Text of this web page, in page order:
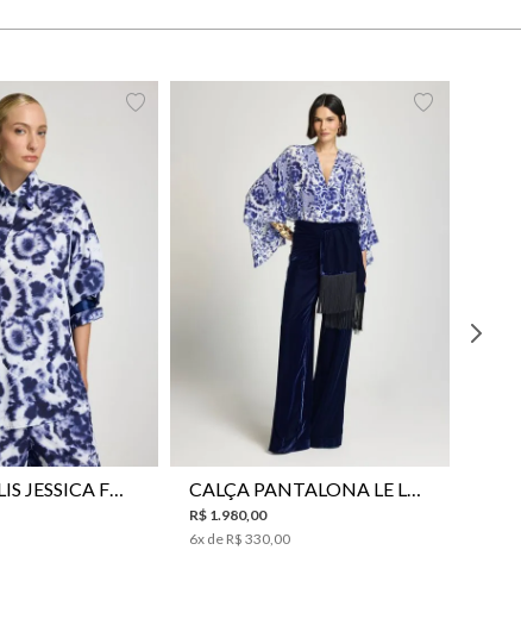
40 42 44 46
CAMISA LE LIS JESSICA FEMININA
34 36 38
CALÇA PANTALONA LE LIS SONIA FEMININA
R$ 1.980,00
6x de R$ 330,00